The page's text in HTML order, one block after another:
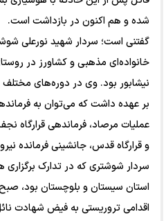
شده و هم اکنون در بازداشت است.
خانواده‌ای مذهبی و کشاورز در
نیشابور بود. وی در دوره‌های
عملیات مرصاد، فرماندهی قرارگاه
و قرارگاه قدس، جانشینی فرمانده
‌سردار شوشتری که در تدارک
اقدامی تروریستی به فیض شهادت